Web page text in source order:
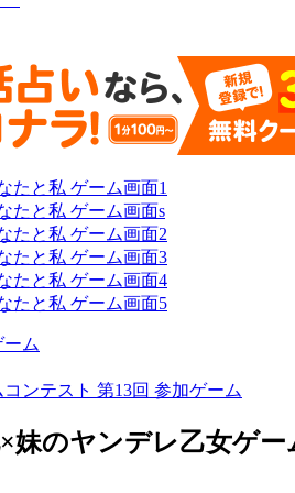
ム
ンテスト 第13回 参加ゲーム
妹のヤンデレ乙女ゲー